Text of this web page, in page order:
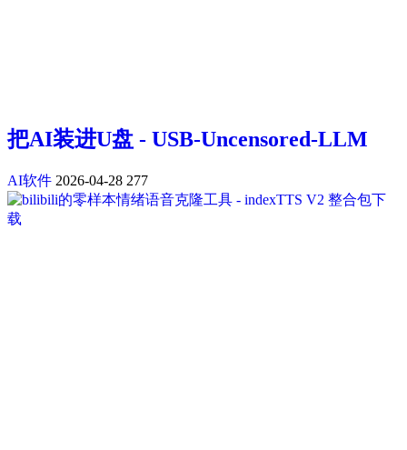
把AI装进U盘 - USB-Uncensored-LLM
AI软件 2026-04-28 277